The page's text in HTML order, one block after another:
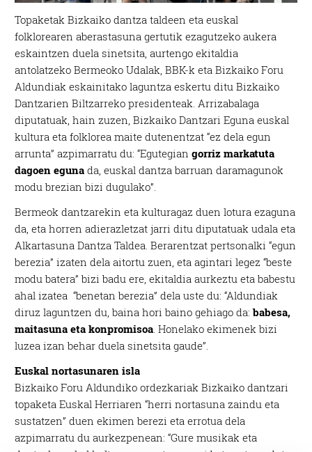
Topaketak Bizkaiko dantza taldeen eta euskal
folklorearen aberastasuna gertutik ezagutzeko aukera
eskaintzen duela sinetsita, aurtengo ekitaldia
antolatzeko Bermeoko Udalak, BBK-k eta Bizkaiko Foru
Aldundiak eskainitako laguntza eskertu ditu Bizkaiko
Dantzarien Biltzarreko presidenteak. Arrizabalaga
diputatuak, hain zuzen, Bizkaiko Dantzari Eguna euskal
kultura eta folklorea maite dutenentzat “ez dela egun
arrunta” azpimarratu du: “Egutegiangorriz markatuta
dagoen eguna da, euskal dantza barruan daramagunok
modu brezian bizi dugulako”.
Bermeok dantzarekin eta kulturagaz duen lotura ezaguna
da, eta horren adierazletzat jarri ditu diputatuak udala eta
Alkartasuna Dantza Taldea. Berarentzat pertsonalki “egun
berezia” izaten dela aitortu zuen, eta agintari legez “beste
modu batera” bizi badu ere, ekitaldia aurkeztu eta babestu
ahal izatea “benetan berezia” dela uste du: “Aldundiak
diruz laguntzen du, baina hori baino gehiago da:babesa,
maitasuna eta konpromisoa . Honelako ekimenek bizi
luzea izan behar duela sinetsita gaude”.
Euskal nortasunaren isla
Bizkaiko Foru Aldundiko ordezkariak Bizkaiko dantzari
topaketa Euskal Herriaren “herri nortasuna zaindu eta
sustatzen” duen ekimen berezi eta errotua dela
azpimarratu du aurkezpenean: “Gure musikak eta